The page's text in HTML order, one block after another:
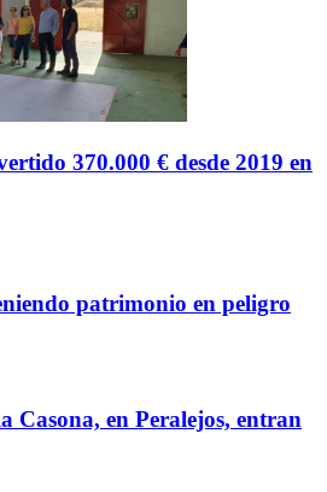
370.000 € desde 2019 en
patrimonio en peligro
Casona, en Peralejos, entran